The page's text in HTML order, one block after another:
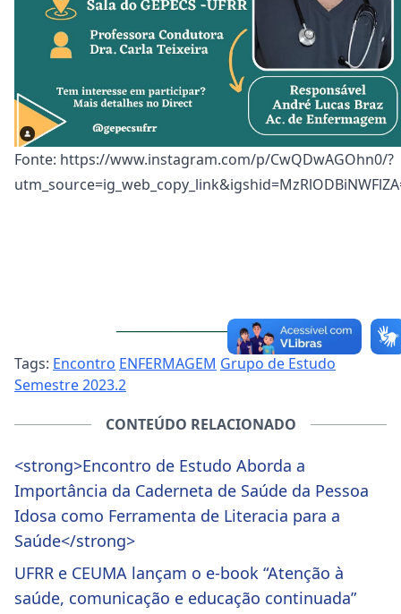
Fonte: https://www.instagram.com/p/CwQDwAGOhn0/?
___________________________
Tags: Encontro ENFERMAGEM Grupo de Estudo
Semestre 2023.2
CONTEÚDO RELACIONADO
<strong>Encontro de Estudo Aborda a
Importância da Caderneta de Saúde da Pessoa
Idosa como Ferramenta de Literacia para a
Saúde</strong>
UFRR e CEUMA lançam o e-book “Atenção à
saúde, comunicação e educação continuada”